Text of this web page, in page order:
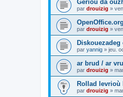
Gerioù da
par drouizig »
par drouizig »
par yannig » jeu.
ar brud / ar
par drouizig »
Rollad levrioù
par drouizig »